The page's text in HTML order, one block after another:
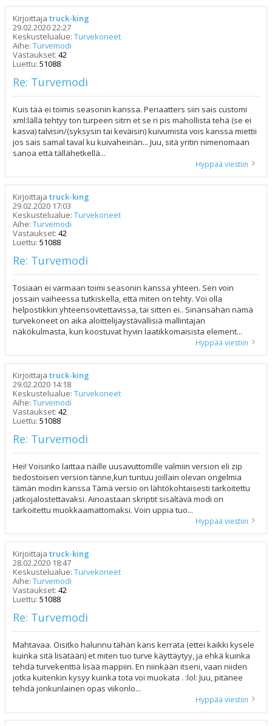
Kirjoittaja truck-king
29.02.2020 22:27
Keskustelualue: Turvekoneet
Aihe: Turvemodi
Vastaukset: 42
Luettu: 51088
Re: Turvemodi
Kuis tää ei toimis seasonin kanssa. Periaatters siin sais customi
xml:lällä tehtyy ton turpeen sitrn et se ri pis mahollista tehä (se ei
kasva) talvisin/(syksysin tai keväisin) kuivumista vois kanssa miettii
jos sais samal taval ku kuivaheinän... Juu, sitä yritin nimenomaan
sanoa että tällähetkellä...
Hyppää viestiin
Kirjoittaja truck-king
29.02.2020 17:03
Keskustelualue: Turvekoneet
Aihe: Turvemodi
Vastaukset: 42
Luettu: 51088
Re: Turvemodi
Tosiaan ei varmaan toimi seasonin kanssa yhteen. Sen voin
jossain vaiheessa tutkiskella, että miten on tehty. Voi olla
helpostikkin yhteensovitettavissa, tai sitten ei.. Sinänsähän nämä
turvekoneet on aika aloittelijaystävällisiä mallintajan
näkökulmasta, kun koostuvat hyvin laatikkomaisista element...
Hyppää viestiin
Kirjoittaja truck-king
29.02.2020 14:18
Keskustelualue: Turvekoneet
Aihe: Turvemodi
Vastaukset: 42
Luettu: 51088
Re: Turvemodi
Hei! Voisinko laittaa näille uusavuttomille valmiin version eli zip
tiedostoisen version tänne,kun tuntuu joillain olevan ongelmia
tämän modin kanssa Tämä versio on lähtökohtaisesti tarkoitettu
jatkojalostettavaksi. Ainoastaan skriptit sisältävä modi on
tarkoitettu muokkaamattomaksi. Voin uppia tuo...
Hyppää viestiin
Kirjoittaja truck-king
28.02.2020 18:47
Keskustelualue: Turvekoneet
Aihe: Turvemodi
Vastaukset: 42
Luettu: 51088
Re: Turvemodi
Mahtavaa. Oisitko halunnu tähän kans kerrata (ettei kaikki kysele
kuinka sitä lisätään) et miten tuo turve käyttäytyy, ja ehkä kuinka
tehdä turvekenttiä lisää mappiin. En niinkään itseni, vaan niiden
jotka kuitenkin kysyy kuinka tota voi muokata . :lol: Juu, pitänee
tehdä jonkunlainen opas viikonlo...
Hyppää viestiin